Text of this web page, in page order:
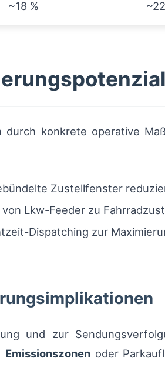
~18 %
konkrete operative
Zustellfenster
Lkw-Feeder zu
Dispatching zur
und zur
Emissionszonenoder